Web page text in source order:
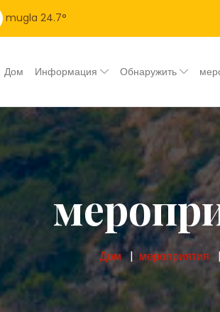
mugla 24.7°
Дом Информация Обнаружить
Дом мероприятия